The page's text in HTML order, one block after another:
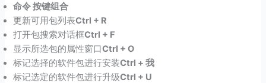
命令 按键组合
更新可用包列表Ctrl + R
打开包搜索对话框Ctrl + F
显示所选包的属性窗口Ctrl + O
标记选择的软件包进行安装Ctrl + 我
标记选定的软件包进行升级Ctrl + U